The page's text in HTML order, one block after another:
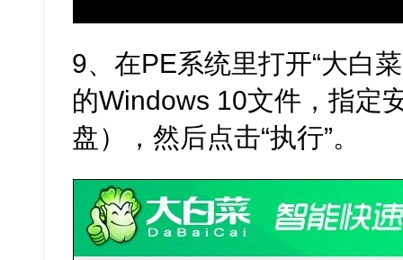
9、在PE系统里打开“大白
的Windows 10文件，指定
盘），然后点击“执行”。